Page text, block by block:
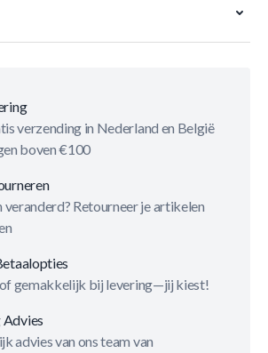
verzending in Nederland en België
boven €100
veranderd? Retourneer je artikelen
gemakkelijk bij levering—jij kiest!
Advies
advies van ons team van